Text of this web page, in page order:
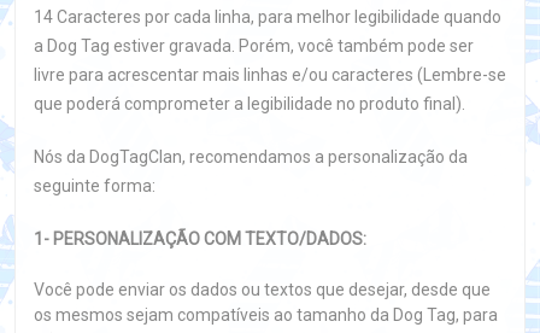
14 Caracteres por cada linha, para melhor legibilidade quando
a Dog Tag estiver gravada. Porém, você também pode ser
livre para acrescentar mais linhas e/ou caracteres (Lembre-se
que poderá comprometer a legibilidade no produto final).
Nós da DogTagClan, recomendamos a personalização da
seguinte forma:
1- PERSONALIZAÇÃO COM TEXTO/DADOS:
Você pode enviar os dados ou textos que desejar, desde que
os mesmos sejam compatíveis ao tamanho da Dog Tag, para